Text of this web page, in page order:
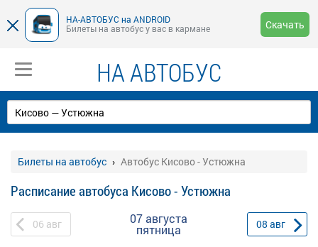
НА-АВТОБУС на ANDROID
Билеты на автобус у вас в кармане
Скачать
НА АВТОБУС
Билеты на автобус Автобус Кисово - Устюжна
Расписание автобуса Кисово - Устюжна
06 авг 07 августа
пятница 08 авг